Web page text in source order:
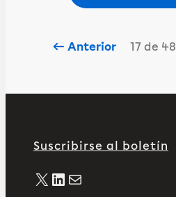
← Anterior 17 de 48
Suscribirse al boletín
X LinkedIn Correo electrónico